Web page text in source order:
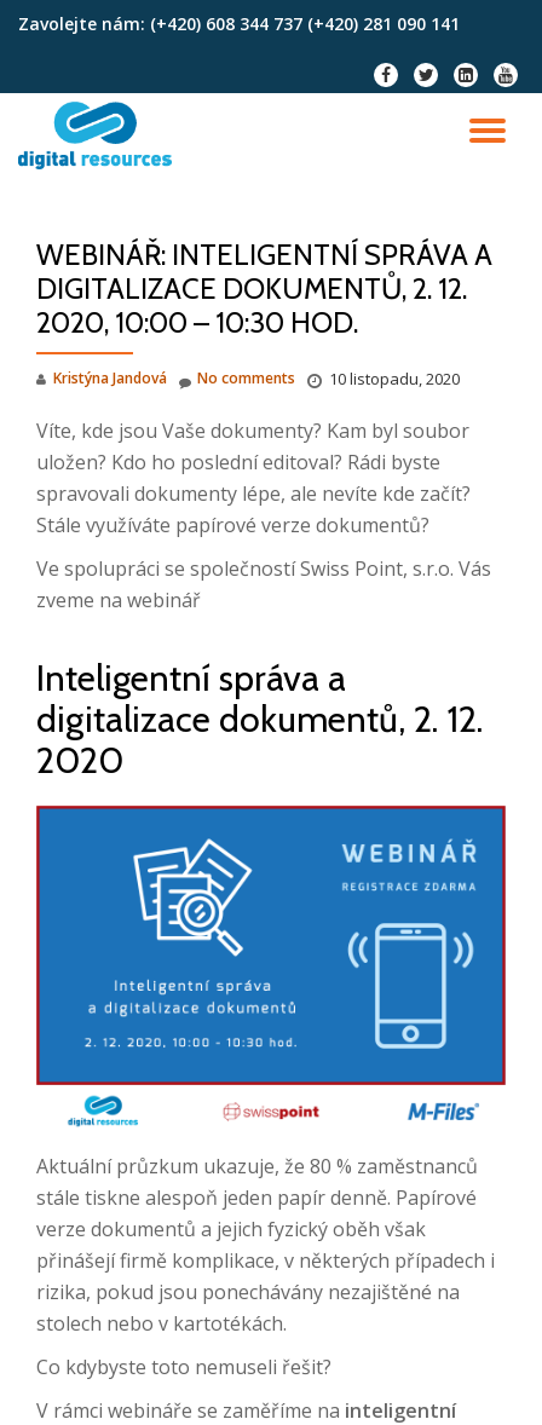
Zavolejte nám: (+420) 608 344 737 (+420) 281 090 141
fa-
facebook
fa-
twitter
fa-
linkedin-
square
fa-
WEBINÁŘ: INTELIGENTNÍ SPRÁVA A
DIGITALIZACE DOKUMENTŮ, 2. 12.
2020, 10:00 – 10:30 HOD.
Kristýna Jandová 10 listopadu, 2020
No comments
Víte, kde jsou Vaše dokumenty? Kam byl soubor
uložen? Kdo ho poslední editoval? Rádi byste
spravovali dokumenty lépe, ale nevíte kde začít?
Stále využíváte papírové verze dokumentů?
Ve spolupráci se společností Swiss Point, s.r.o. Vás
zveme na webinář
Inteligentní správa a
digitalizace dokumentů, 2. 12.
2020
Aktuální průzkum ukazuje, že 80 % zaměstnanců
stále tiskne alespoň jeden papír denně. Papírové
verze dokumentů a jejich fyzický oběh však
přinášejí firmě komplikace, v některých případech i
rizika, pokud jsou ponechávány nezajištěné na
stolech nebo v kartotékách.
Co kdybyste toto nemuseli řešit?
V rámci webináře se zaměříme na inteligentní